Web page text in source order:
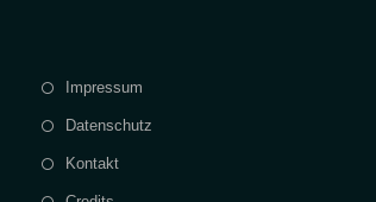
Impressum
Datenschutz
Kontakt